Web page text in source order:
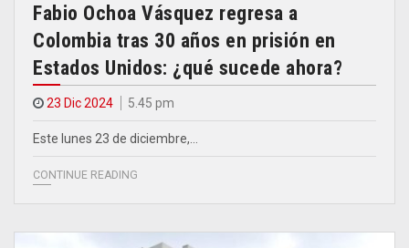
Fabio Ochoa Vásquez regresa a
Colombia tras 30 años en prisión en
Estados Unidos: ¿qué sucede ahora?
23 Dic 2024 5.45 pm
Este lunes 23 de diciembre,…
CONTINUE READING